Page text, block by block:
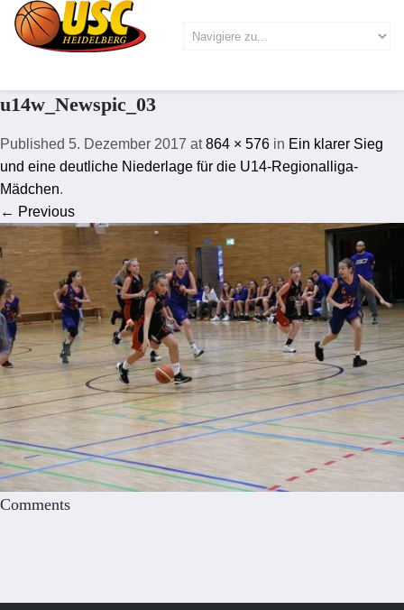
u14w_Newspic_03
Published 5. Dezember 2017 at864 × 576 in Ein klarer Sieg
und eine deutliche Niederlage für die U14-Regionalliga-
Mädchen.
← Previous
Comments